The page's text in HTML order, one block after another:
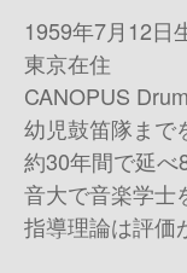
1959年7月12日
東京在住
CANOPUS
幼児鼓笛隊まで
約30年間で延べ
音大で音楽学士
指導理論は評価